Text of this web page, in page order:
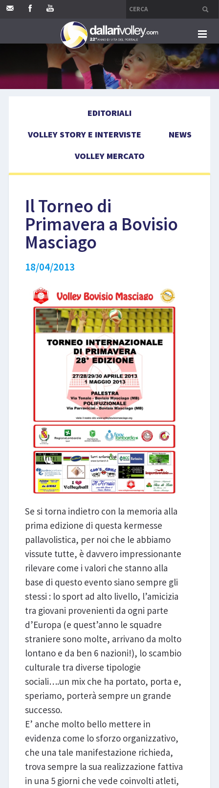
HOME
EVENTI
EDITORIALI
VOLLEY STORY E INTERVISTE
NEWS
VOLLEY MERCATO
Il Torneo di
Primavera a Bovisio
Masciago
18/04/2013
Se si torna indietro con la memoria alla
prima edizione di questa kermesse
pallavolistica, per noi che le abbiamo
vissute tutte, è davvero impressionante
rilevare come i valori che stanno alla
base di questo evento siano sempre gli
stessi : lo sport ad alto livello, l’amicizia
tra giovani provenienti da ogni parte
d’Europa (e quest’anno le squadre
straniere sono molte, arrivano da molto
lontano e da ben 6 nazioni!), lo scambio
culturale tra diverse tipologie
sociali….un mix che ha portato, porta e,
speriamo, porterà sempre un grande
successo.
E’ anche molto bello mettere in
evidenza come lo sforzo organizzativo,
che una tale manifestazione richieda,
trova sempre la sua realizzazione fattiva
in una 5 giorni che vede coinvolti atleti,